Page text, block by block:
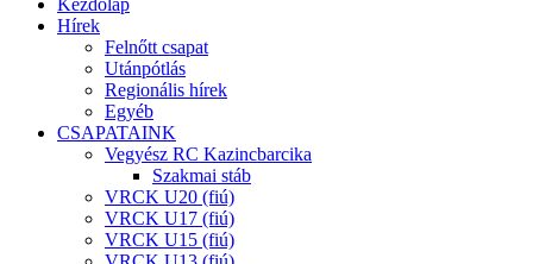
Kezdőlap
Hírek
Felnőtt csapat
Utánpótlás
Regionális hírek
Egyéb
CSAPATAINK
Vegyész RC Kazincbarcika
Szakmai stáb
VRCK U20 (fiú)
VRCK U17 (fiú)
VRCK U15 (fiú)